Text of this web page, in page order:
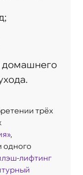
домашнего
трёх
,
одного
лифтинг